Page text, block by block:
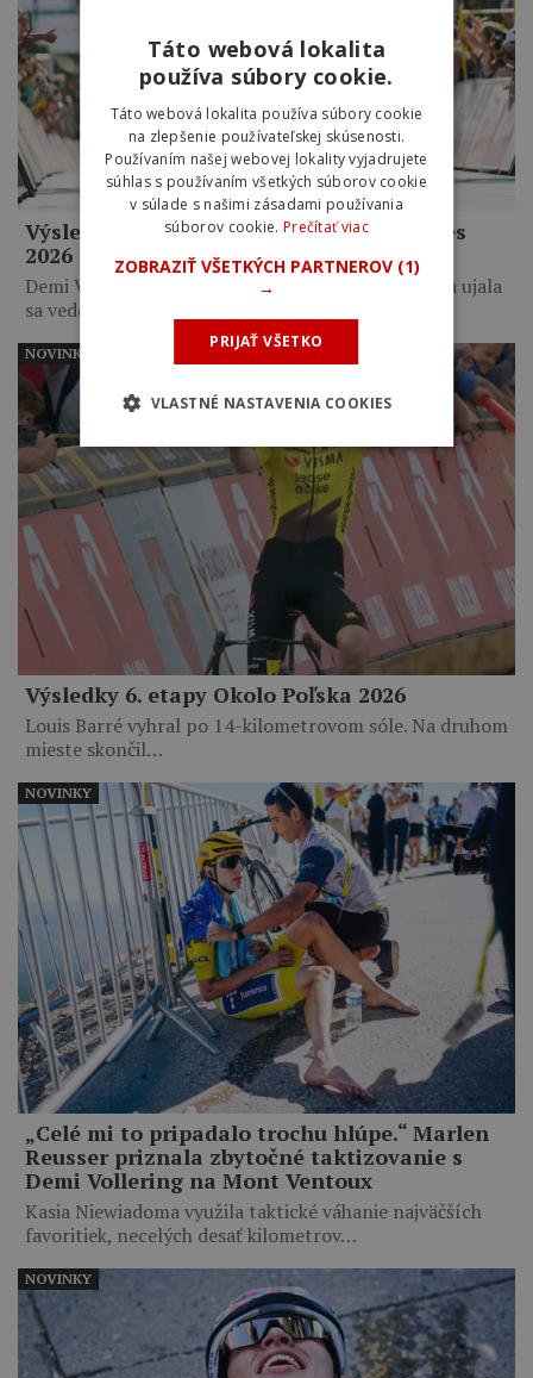
Výsledky 8. etapy Tour de France Femmes
2026
Demi Vollering zvíťazila po 6-kilometrovom sóle a ujala
sa vedenia…
Výsledky 6. etapy Okolo Poľska 2026
Louis Barré vyhral po 14-kilometrovom sóle. Na druhom
mieste skončil…
NOVINKY
„Celé mi to pripadalo trochu hlúpe.“ Marlen
Reusser priznala zbytočné taktizovanie s
Demi Vollering na Mont Ventoux
Kasia Niewiadoma využila taktické váhanie najväčších
favoritiek, necelých desať kilometrov…
NOVINKY
NOVINKY
Táto webová lokalita
používa súbory cookie.
Táto webová lokalita používa súbory cookie
na zlepšenie používateľskej skúsenosti.
Používaním našej webovej lokality vyjadrujete
súhlas s používaním všetkých súborov cookie
v súlade s našimi zásadami používania
súborov cookie. Prečítať viac
ZOBRAZIŤ VŠETKÝCH PARTNEROV (1)
→
PRIJAŤ VŠETKO
VLASTNÉ NASTAVENIA COOKIES